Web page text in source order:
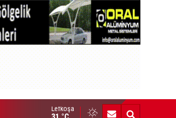
kanunsuz silahla yakalandı
Lefkoşa